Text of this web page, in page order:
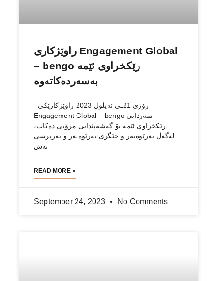
راوێژكاری Engagement Global
– bengo رێكخراوی ئێمە
بەسەردەكاتەوە
Engagement Global – bengo سەردانی
رێكخراوی ئێمە بۆ گەشەپێدانی مرۆیی دەكات،
لەگەڵ بەرێوەبەر و جێگری بەرێوەبەر و بەرپرسی
بەش
READ MORE »
September 24, 2023 No Comments